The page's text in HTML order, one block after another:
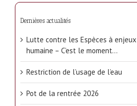
Dernières actualités
Lutte contre les Espèces à
humaine – C’est le moment…
Restriction de l’usage de l’eau
Pot de la rentrée 2026